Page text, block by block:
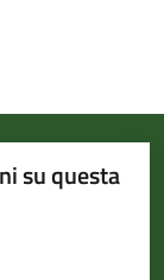
su questa